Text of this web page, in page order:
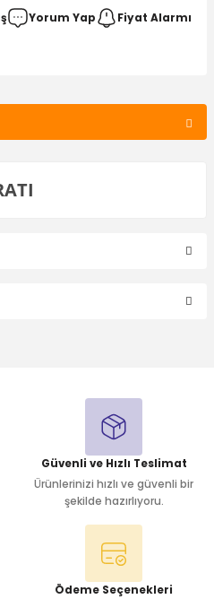
Yorum Yap Fiyat Alarmı
Güvenli ve Hızlı Teslimat
Ürünlerinizi hızlı ve güvenli bir
şekilde hazırlıyoru.
Ödeme Seçenekleri